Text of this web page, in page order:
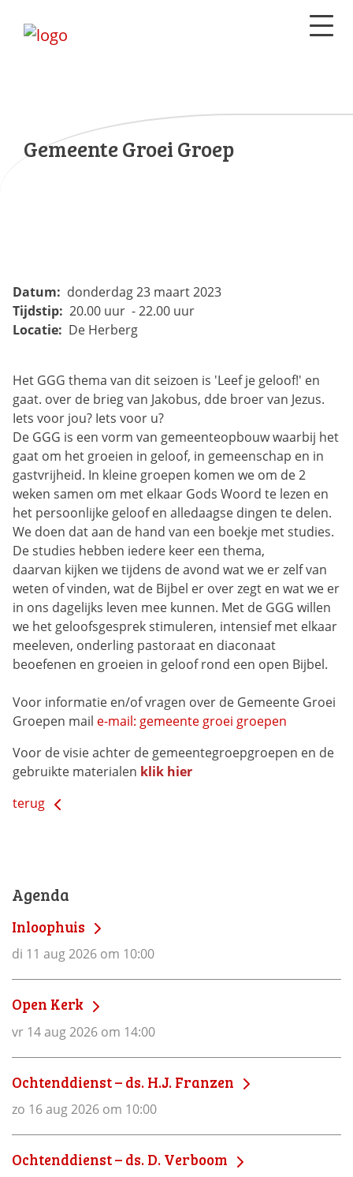
Gemeente Groei Groep
Datum: donderdag 23 maart 2023
Tijdstip: 20.00 uur - 22.00 uur
Locatie: De Herberg
Het GGG thema van dit seizoen is 'Leef je geloof!' en
gaat. over de brieg van Jakobus, dde broer van Jezus.
Iets voor jou? Iets voor u?
De GGG is een vorm van gemeenteopbouw waarbij het
gaat om het groeien in geloof, in gemeenschap en in
gastvrijheid. In kleine groepen komen we om de 2
weken samen om met elkaar Gods Woord te lezen en
het persoonlijke geloof en alledaagse dingen te delen.
We doen dat aan de hand van een boekje met studies.
De studies hebben iedere keer een thema,
daarvan kijken we tijdens de avond wat we er zelf van
weten of vinden, wat de Bijbel er over zegt en wat we er
in ons dagelijks leven mee kunnen. Met de GGG willen
we het geloofsgesprek stimuleren, intensief met elkaar
meeleven, onderling pastoraat en diaconaat
beoefenen en groeien in geloof rond een open Bijbel.
Voor informatie en/of vragen over de Gemeente Groei
Groepen mail e-mail: gemeente groei groepen
Voor de visie achter de gemeentegroepgroepen en de
gebruikte materialen klik hier
terug
Agenda
Inloophuis
di 11 aug 2026 om 10:00
Open Kerk
vr 14 aug 2026 om 14:00
Ochtenddienst – ds. H.J. Franzen
zo 16 aug 2026 om 10:00
Ochtenddienst – ds. D. Verboom